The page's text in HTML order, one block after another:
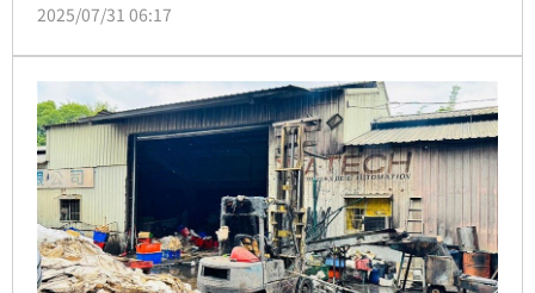
公尺，詳細起火原因，仍待釐清。
2025/07/31 06:17